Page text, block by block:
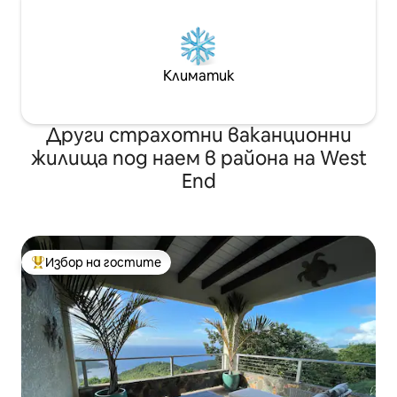
Климатик
Други страхотни ваканционни
жилища под наем в района на West
End
Най-популярен избор на гостите
Избор на гостите